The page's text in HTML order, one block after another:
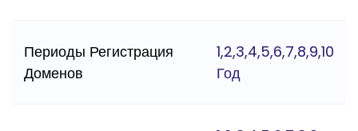
Периоды Регистрация
Доменов
1,2,3,4,5,6,7,8,9,10
Год